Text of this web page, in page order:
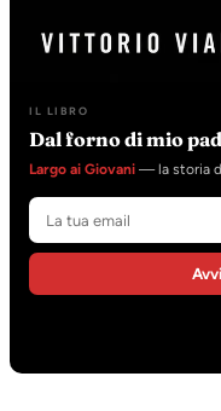
IL LIBRO
Dal forno di mio
Largo ai Giovani — la storia